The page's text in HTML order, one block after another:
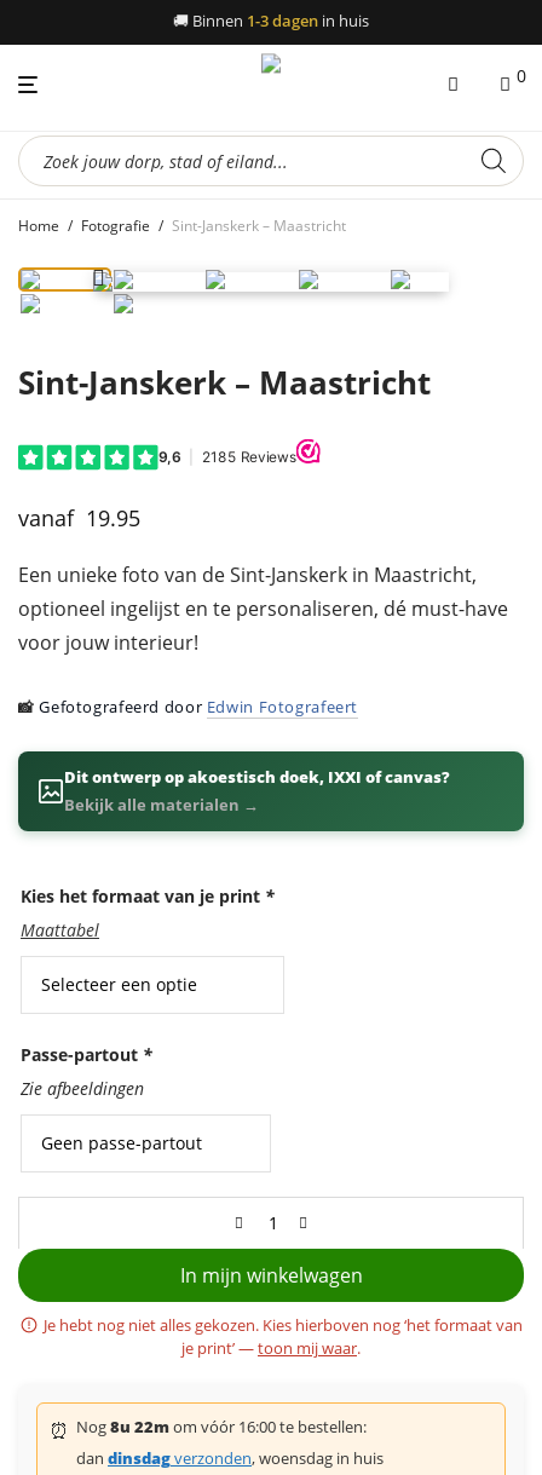
🚚 Binnen 1-3 dagen in huis
0
Producten
zoeken
Home / Fotografie / Sint-Janskerk – Maastricht
Sint-Janskerk – Maastricht
19.95
Een unieke foto van de Sint-Janskerk in Maastricht,
optioneel ingelijst en te personaliseren, dé must-have
voor jouw interieur!
📸Gefotografeerd door Edwin Fotografeert
Dit ontwerp op akoestisch doek, IXXI of canvas?
Bekijk alle materialen →
Kies het formaat van je print *
Maattabel
Passe-partout *
Zie afbeeldingen
In mijn winkelwagen
Je hebt nog niet alles gekozen. Kies hierboven nog ‘het formaat van
je print’ —toon mij waar.
⏰ Nog8u 22mom vóór 16:00 te bestellen:
dan dinsdagverzonden, woensdag in huis